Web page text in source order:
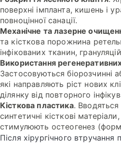
поверхні імпланта, кишень і
повноцінної санації.
Механічне та лазерне
та кісткова порожнина
інфікованих тканин, грануляцій
Використання
Застосовуються біорозчинні
які направляють ріст нових
ділянку від повторного
Кісткова пластика. Вводяться
синтетичні кісткові
стимулюють остеогенез
Після хірургічного втручання